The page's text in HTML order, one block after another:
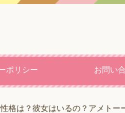
ポリシー お問い
格は？彼女はいるの？アメトー